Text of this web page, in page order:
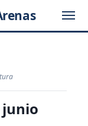
junio